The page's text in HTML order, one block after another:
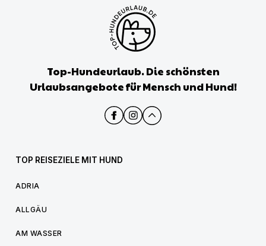
Top-Hundeurlaub. Die schönsten
Urlaubsangebote für Mensch und Hund!
TOP REISEZIELE MIT HUND
ADRIA
ALLGÄU
AM WASSER